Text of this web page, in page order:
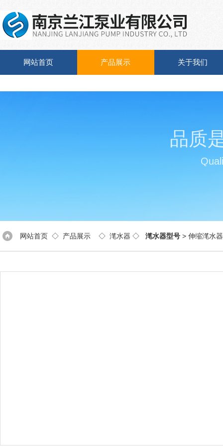
网站首页 产品展示 关于我们
品质
网站首页 ◇ 产品展示 ◇ 滗水器 ◇ 滗水器型号 > 伸缩滗水器